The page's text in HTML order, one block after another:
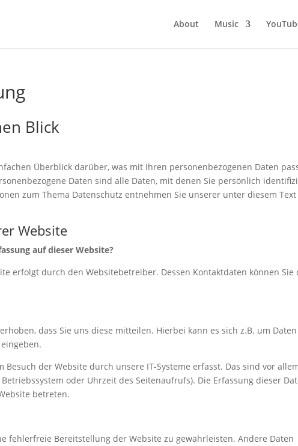
About Music
Blick
Überblick darüber, was mit Ihren personenbezogenen Daten
Daten sind alle Daten, mit denen Sie persönlich
zum Thema Datenschutz entnehmen Sie unserer unter diesem Text
Website
auf dieser Website?
erfolgt durch den Websitebetreiber. Dessen Kontaktdaten können Sie
dass Sie uns diese mitteilen. Hierbei kann es sich z.B. um Daten
der Website durch unsere IT-Systeme erfasst. Das sind vor
oder Uhrzeit des Seitenaufrufs). Die Erfassung dieser
betreten.
fehlerfreie Bereitstellung der Website zu gewährleisten. Andere Daten